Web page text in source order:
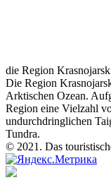
die Region Krasnojarsk
Die Region
Arktischen Ozean.
Region eine Vielzahl
undurchdringlichen
Tundra.
© 2021. Das